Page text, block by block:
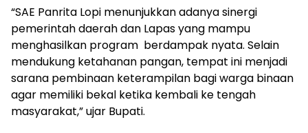
“SAE Panrita Lopi menunjukkan adanya sinergi
pemerintah daerah dan Lapas yang mampu
menghasilkan program berdampak nyata. Selain
mendukung ketahanan pangan, tempat ini menjadi
sarana pembinaan keterampilan bagi warga binaan
agar memiliki bekal ketika kembali ke tengah
masyarakat,” ujar Bupati.